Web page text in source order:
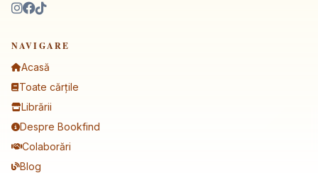
NAVIGARE
Acasă
Toate cărțile
Librării
Despre Bookfind
Colaborări
Blog